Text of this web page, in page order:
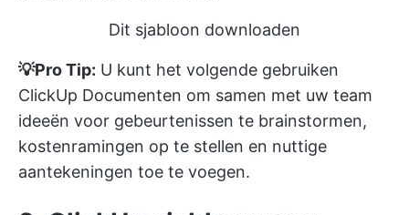
Dit sjabloon downloaden
💡Pro Tip: U kunt het volgende gebruiken
ClickUp Documenten om samen met uw team
ideeën voor gebeurtenissen te brainstormen,
kostenramingen op te stellen en nuttige
aantekeningen toe te voegen.